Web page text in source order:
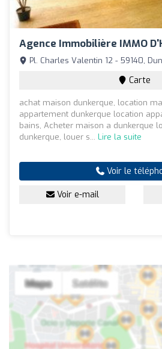
Agence Immobilière IMMO
Pl. Charles Valentin 12 - 59140,
Carte
achat maison dunkerque, location
appartement dunkerque location
bains, Acheter maison a dunkerque
dunkerque, louer s... Lire la suite
Voir le
Voir e-mail